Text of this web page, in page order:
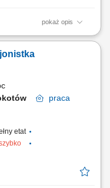
pokaż opis
recepcji; Realizacja
za proces
biurowa;
praca
etat